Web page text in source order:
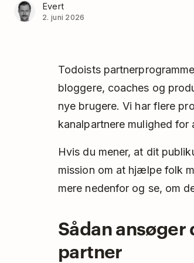
Evert
2. juni 2026
Todoists
bloggere, coaches og
nye brugere. Vi har flere
kanalpartnere mulighed
Hvis du mener, at dit
mission om at hjælpe folk
mere nedenfor og se, om
Sådan ansøger
partner